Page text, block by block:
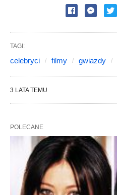
TAGI:
celebryci filmy gwiazdy
3 LATA TEMU
POLECANE